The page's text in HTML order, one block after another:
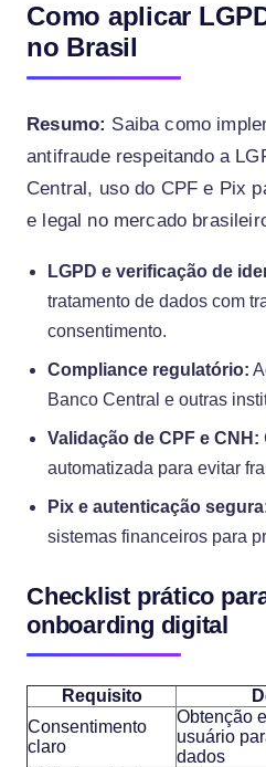
Como aplicar
no Brasil
Resumo: Saiba como
antifraude respeitando a
Central, uso do CPF e Pix
e legal no mercado
LGPD e verificação de
tratamento de dados com
consentimento.
Compliance regulatório:
Banco Central e outras
Validação de CPF e CNH:
automatizada para evitar
Pix e autenticação
sistemas financeiros para
Checklist prático
onboarding digital
Requisito
Consentimento
claro
Obtenção
usuário
dados